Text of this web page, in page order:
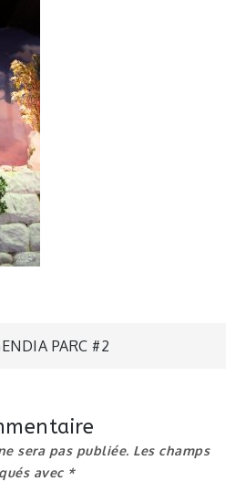
PARC #2
sera pas publiée. Les champs
avec *